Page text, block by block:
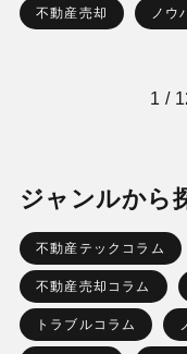
不動産売却 ノウ
1 /
ジャンルから
不動産テックコラム
不動産売却コラム
トラブルコラム